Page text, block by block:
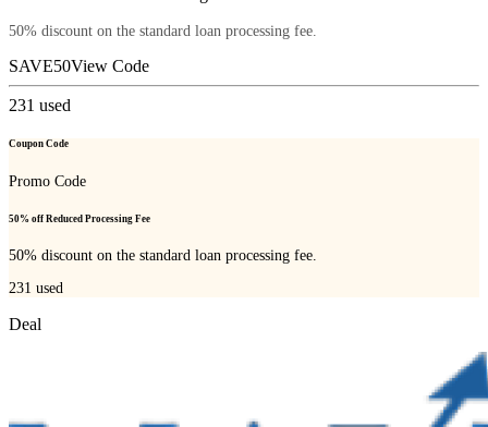
50% discount on the standard loan processing fee.
SAVE50View Code
231 used
Coupon Code
Promo Code
50% off Reduced Processing Fee
50% discount on the standard loan processing fee.
231 used
Deal